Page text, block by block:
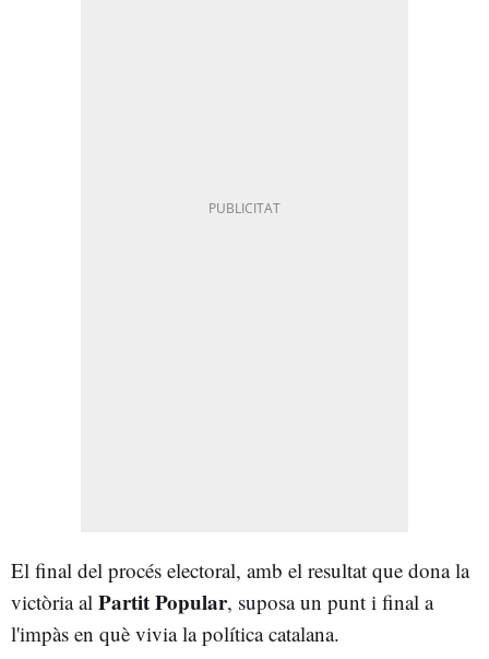
El final del procés electoral, amb el resultat que dona la
victòria al Partit Popular, suposa un punt i final a
l'impàs en què vivia la política catalana.